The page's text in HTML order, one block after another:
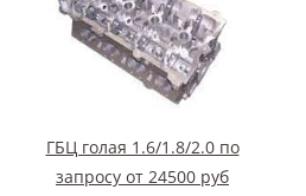
ГБЦ голая 1.6/1.8/2.0 по
запросу от 24500 руб